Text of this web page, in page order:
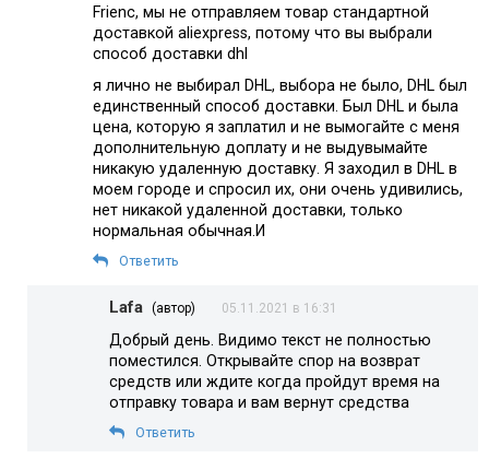
Frienc, мы не отправляем товар стандартной
доставкой aliexpress, потому что вы выбрали
способ доставки dhl
я лично не выбирал DHL, выбора не было, DHL был
единственный способ доставки. Был DHL и была
цена, которую я заплатил и не вымогайте с меня
дополнительную доплату и не выдувымайте
никакую удаленную доставку. Я заходил в DHL в
моем городе и спросил их, они очень удивились,
нет никакой удаленной доставки, только
нормальная обычная.И
Ответить
Lafa (автор) 05.11.2021 в 16:31
Добрый день. Видимо текст не полностью
поместился. Открывайте спор на возврат
средств или ждите когда пройдут время на
отправку товара и вам вернут средства
Ответить